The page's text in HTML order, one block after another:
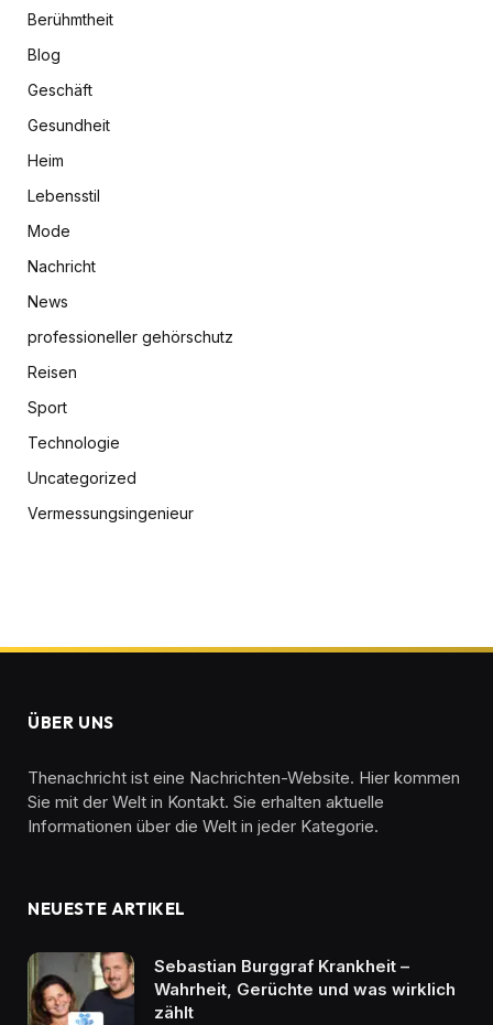
Berühmtheit
Blog
Geschäft
Gesundheit
Heim
Lebensstil
Mode
Nachricht
News
professioneller gehörschutz
Reisen
Sport
Technologie
Uncategorized
Vermessungsingenieur
ÜBER UNS
Thenachricht ist eine Nachrichten-Website. Hier kommen
Sie mit der Welt in Kontakt. Sie erhalten aktuelle
Informationen über die Welt in jeder Kategorie.
NEUESTE ARTIKEL
Sebastian Burggraf Krankheit –
Wahrheit, Gerüchte und was wirklich
zählt